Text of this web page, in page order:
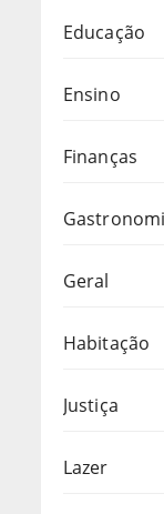
Educação
Ensino
Finanças
Geral
Habitação
Justiça
Lazer